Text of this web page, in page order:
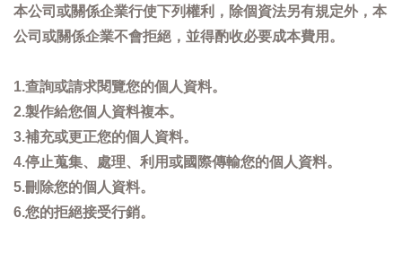
本公司或關係企業行使下列權利，除個資法另有規定外，本
公司或關係企業不會拒絕，並得酌收必要成本費用。
1.查詢或請求閱覽您的個人資料。
2.製作給您個人資料複本。
3.補充或更正您的個人資料。
4.停止蒐集、處理、利用或國際傳輸您的個人資料。
5.刪除您的個人資料。
6.您的拒絕接受行銷。